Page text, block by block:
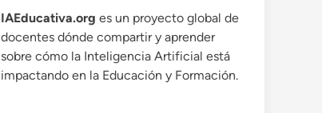
IAEducativa.org es un proyecto global de
docentes dónde compartir y aprender
sobre cómo la Inteligencia Artificial está
impactando en la Educación y Formación.